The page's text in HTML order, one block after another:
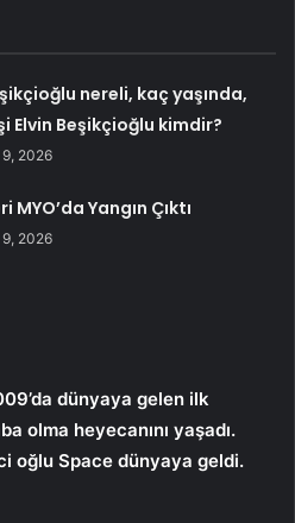
nereli, kaç yaşında,
Elvin Beşikçioğlu kimdir?
2026
MYO’da Yangın Çıktı
2026
dünyaya gelen ilk
olma heyecanını yaşadı.
oğlu Space dünyaya geldi.